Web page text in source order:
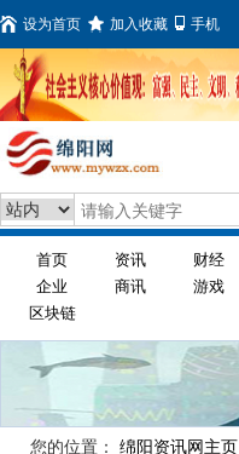
设为首页 加入收藏 手机
首页 资讯 财经
企业
商讯 游戏
区块链
您的位置： 绵阳资讯网主页